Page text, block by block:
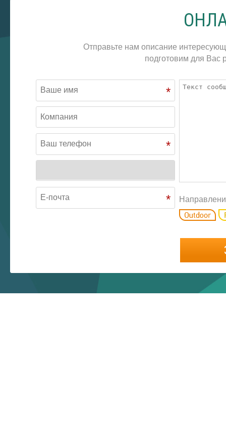
Отправьте нам описание
подготовим для Вас
*
*
*